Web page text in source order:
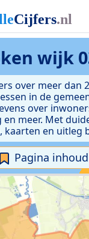
wijk
over meer dan
in de
over
en meer. Met
kaarten en uitleg
Pagina